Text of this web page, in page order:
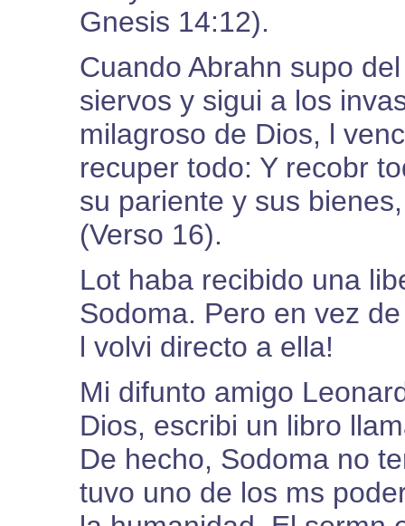
Gnesis 14:12).
Cuando Abrahn supo
siervos y sigui a los
milagroso de Dios, l
recuper todo: Y recobr
su pariente y sus
(Verso 16).
Lot haba recibido una
Sodoma. Pero en vez
l volvi directo a ella!
Mi difunto amigo
Dios, escribi un libro
De hecho, Sodoma no
tuvo uno de los ms